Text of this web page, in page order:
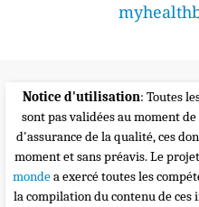
Notice d'utilisation: Toutes
sont pas validées au moment
d'assurance de la qualité, ces
moment et sans préavis. Le projet
mondea exercé toutes les
la compilation du contenu de ces